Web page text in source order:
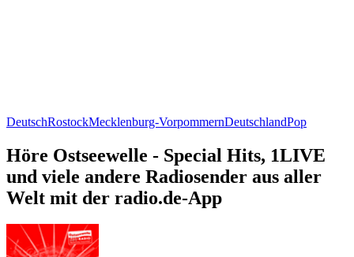
DeutschRostockMecklenburg-VorpommernDeutschlandPop
Höre Ostseewelle - Special Hits, 1LIVE
und viele andere Radiosender aus aller
Welt mit der radio.de-App